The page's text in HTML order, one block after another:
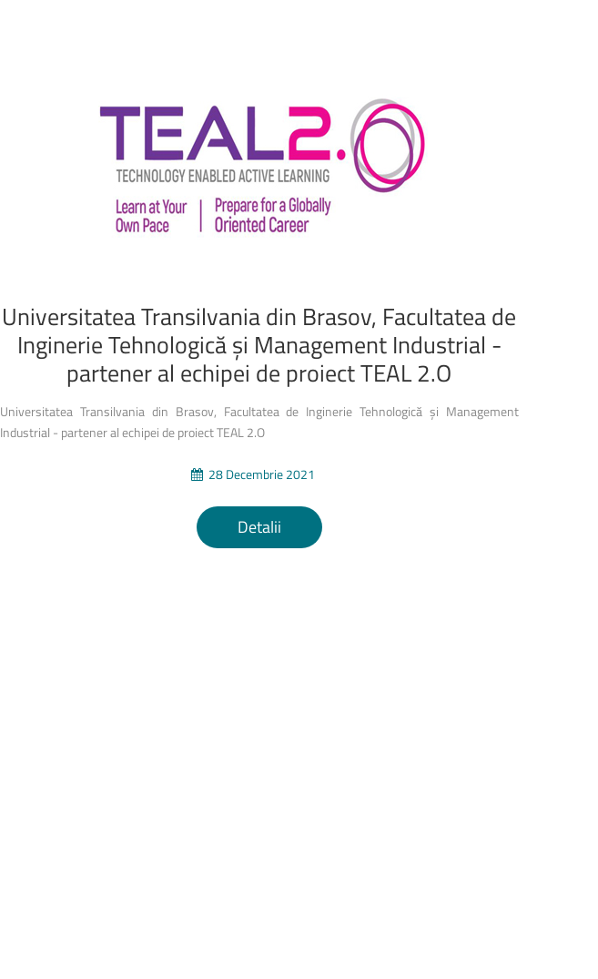
UniversitateaTransilvaniadin Brasov, Facultateade
InginerieTehnologicăși Management Industrial -
parteneral echipei de proiectTEAL2.O
Universitatea Transilvania din Brasov, Facultatea de Inginerie Tehnologică și Management
Industrial - partener al echipei de proiect TEAL 2.O
28 Decembrie 2021
Detalii